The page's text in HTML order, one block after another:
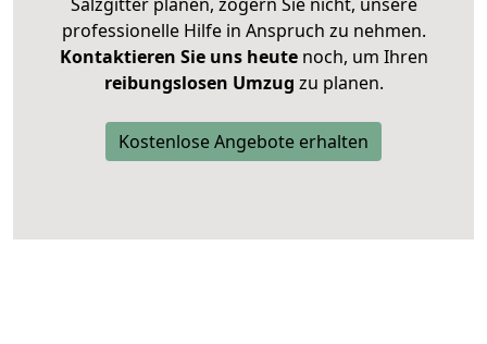
professionelle Hilfe in Anspruch zu nehmen.
Kontaktieren Sie uns heutenoch, um Ihren
reibungslosen Umzug zu planen.
Kostenlose Angebote erhalten